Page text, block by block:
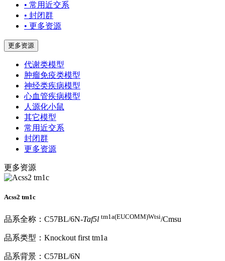
• 常用近交系
• 封闭群
• 更多资源
更多资源
代谢类模型
肿瘤免疫类模型
神经类疾病模型
心血管疾病模型
人源化小鼠
其它模型
常用近交系
封闭群
更多资源
更多资源
Acss2 tm1c
品系全称：C57BL/6N-Taf5l tm1a(EUCOMM)Wtsi/Cmsu
品系类型：Knockout first tm1a
品系背景：C57BL/6N